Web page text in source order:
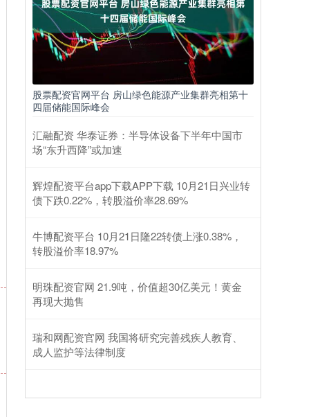
股票配资官网平台 房山绿色能源产业集群亮相第十
四届储能国际峰会
汇融配资 华泰证券：半导体设备下半年中国市
场“东升西降”或加速
辉煌配资平台app下载APP下载 10月21日兴业转
债下跌0.22%，转股溢价率28.69%
牛博配资平台 10月21日隆22转债上涨0.38%，
转股溢价率18.97%
明珠配资官网 21.9吨，价值超30亿美元！黄金
再现大抛售
瑞和网配资官网 我国将研究完善残疾人教育、
成人监护等法律制度